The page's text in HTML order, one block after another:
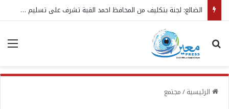
الضالع: لجنة بتكليف من المحافظ احمد القبة تشرف على تسليم واستلام مهام مدير عام مديرية قعطبة الجديد
بحث عن
الرئيسية/مجتمع